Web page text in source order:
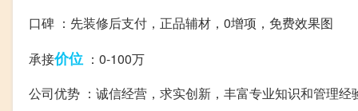
口碑 ：先装修后支付，正品辅材，0增项，免费效果图
承接价位 ：0-100万
公司优势 ：诚信经营，求实创新，丰富专业知识和管理经